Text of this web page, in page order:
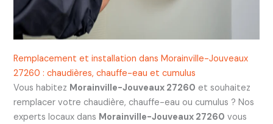
Remplacement et installation dans Morainville-Jouveaux
27260 : chaudières, chauffe-eau et cumulus
Vous habitez Morainville-Jouveaux 27260 et souhaitez
remplacer votre chaudière, chauffe-eau ou cumulus ? Nos
experts locaux dans Morainville-Jouveaux 27260 vous